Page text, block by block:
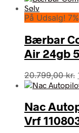
På Udsalg! 7%
Bærbar
Air 24gb
20.799,00kr.
Nac
Vrf